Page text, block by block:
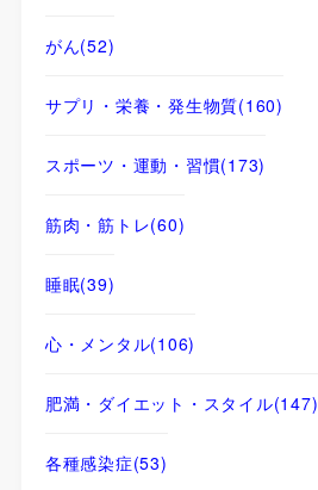
がん(52)
サプリ・栄養・発生物質(160)
スポーツ・運動・習慣(173)
筋肉・筋トレ(60)
睡眠(39)
心・メンタル(106)
肥満・ダイエット・スタイル(147)
各種感染症(53)